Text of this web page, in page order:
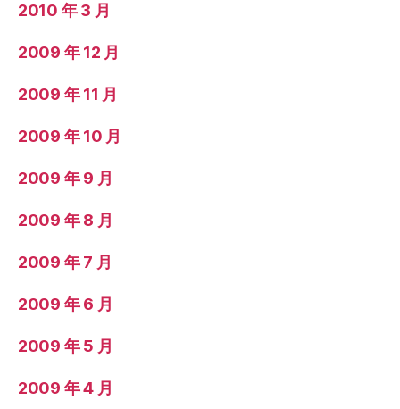
2010 年 3 月
2009 年 12 月
2009 年 11 月
2009 年 10 月
2009 年 9 月
2009 年 8 月
2009 年 7 月
2009 年 6 月
2009 年 5 月
2009 年 4 月